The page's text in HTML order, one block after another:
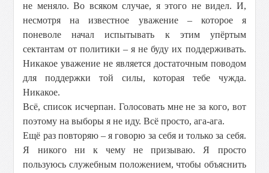
не меняло. Во всяком случае, я этого не видел. И,
несмотря на известное уважение – которое я
поневоле начал испытывать к этим упёртым
сектантам от политики – я не буду их поддерживать.
Никакое уважение не является достаточным поводом
для поддержки той силы, которая тебе чужда.
Никакое.
Всё, список исчерпан. Голосовать мне не за кого, вот
поэтому на выборы я не иду. Всё просто, ага-ага.
Ещё раз повторяю – я говорю за себя и только за себя.
Я никого ни к чему не призываю. Я просто
пользуюсь служебным положением, чтобы объяснить